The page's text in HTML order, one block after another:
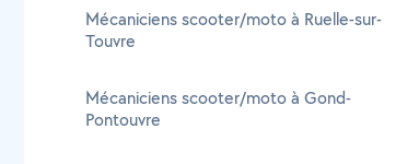
Mécaniciens scooter/moto à Ruelle-sur-
Touvre
Mécaniciens scooter/moto à Gond-
Pontouvre